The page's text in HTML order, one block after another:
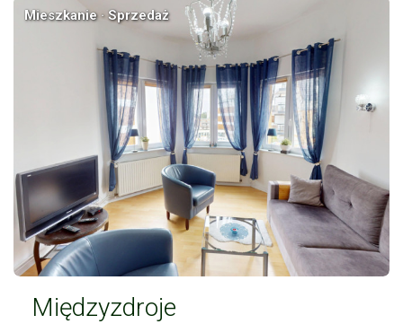
Mieszkanie · Sprzedaż
Międzyzdroje